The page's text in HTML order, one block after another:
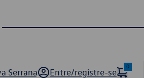
Serrana Entre/registre-se
0